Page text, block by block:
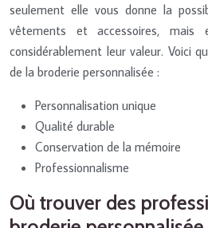
seulement elle vous donne la
vêtements et accessoires, mais
considérablement leur valeur. Voici
de la broderie personnalisée :
Personnalisation unique
Qualité durable
Conservation de la mémoire
Professionnalisme
Où trouver des